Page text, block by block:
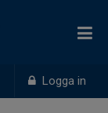
Logga in